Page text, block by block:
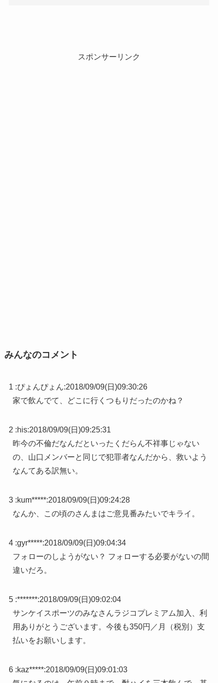
スポンサーリンク
みんなのコメント
1 :ぴょんぴょん:2018/09/09(日)09:30:26
家で飲んでて、どこに行くつもりだったのかね？
2 :his:2018/09/09(日)09:25:31
昨今の不倫だなんだといったくだらん不祥事じゃない
の、山口メンバーと同じで犯罪者なんだから、救いよう
なんてある訳無い。
3 :kum*****:2018/09/09(日)09:24:28
なんか、この頃のさんまはご意見番みたいでキライ。
4 :gyr*****:2018/09/09(日)09:04:34
フォローのしようがない？ フォローする必要がないの間
違いだろ。
5 :*******:2018/09/09(日)09:02:04
サンケイスポーツのみなさんラジコプレミアム加入、利
用ありがとうございます。今後も350円／月（税別）支
払いをお願いします。
6 :kaz*****:2018/09/09(日)09:01:03